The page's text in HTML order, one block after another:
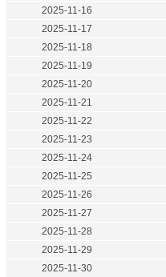
2025-11-16
2025-11-17
2025-11-18
2025-11-19
2025-11-20
2025-11-21
2025-11-22
2025-11-23
2025-11-24
2025-11-25
2025-11-26
2025-11-27
2025-11-28
2025-11-29
2025-11-30